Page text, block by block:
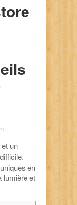
et un
en
lumière et